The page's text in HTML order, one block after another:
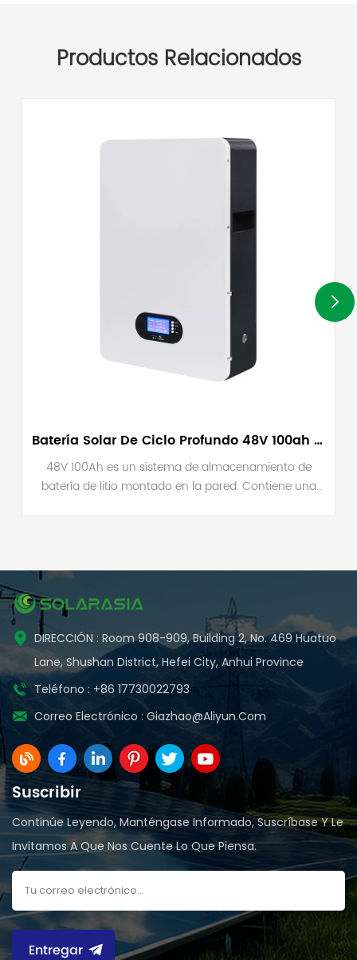
Productos Relacionados
Batería Solar De Ciclo Profundo 48V 100ah Powerwall Lifepo4
48V 100Ah es un sistema de almacenamiento de
batería de litio montado en la pared. Contiene una
DIRECCIÓN : Room 908-909, Building 2, No. 469 Huatuo
Lane, Shushan District, Hefei City, Anhui Province
Teléfono : +86 17730022793
Correo Electrónico : Giazhao@aliyun.com
Suscribir
Continúe Leyendo, Manténgase Informado, Suscríbase Y Le
Invitamos A Que Nos Cuente Lo Que Piensa.
Entregar